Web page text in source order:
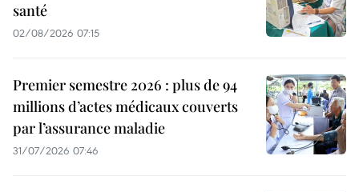
santé
02/08/2026 07:15
Premier semestre 2026 : plus de 94
millions d’actes médicaux couverts
par l’assurance maladie
31/07/2026 07:46